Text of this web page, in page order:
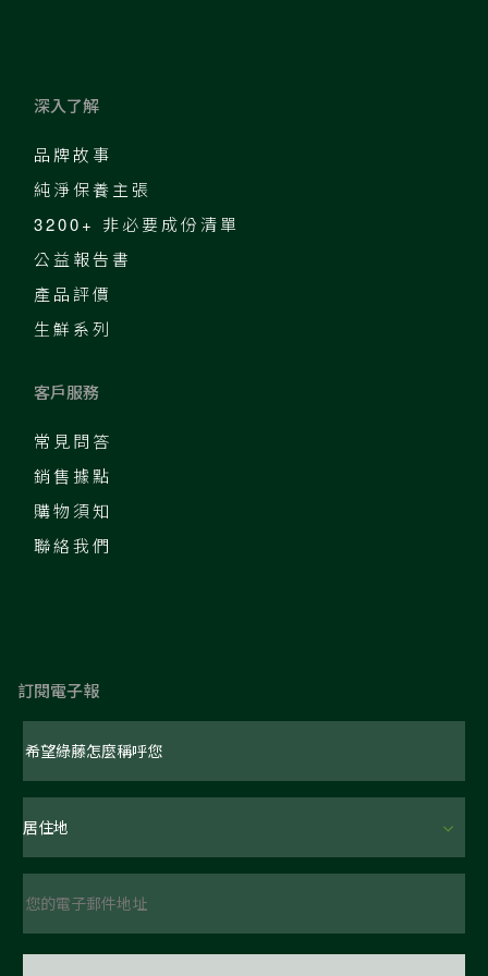
深入了解
品牌故事
純淨保養主張
3200+ 非必要成份清單
公益報告書
產品評價
生鮮系列
客戶服務
常見問答
銷售據點
購物須知
聯絡我們
訂閱電子報